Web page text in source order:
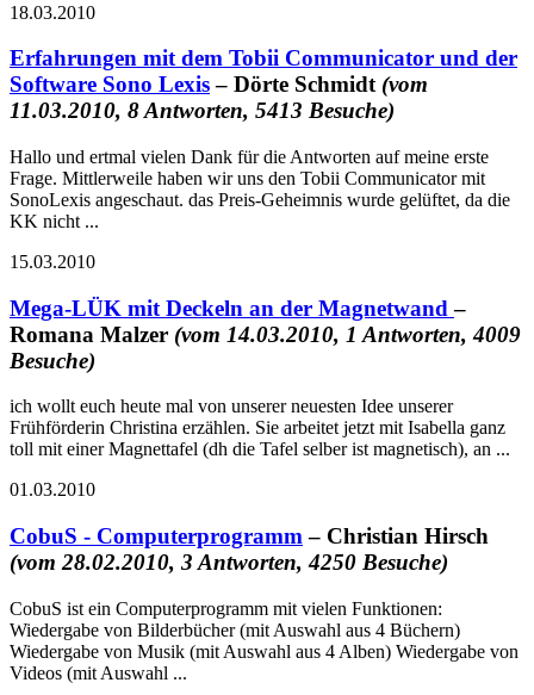
18.03.2010
Erfahrungen mit dem Tobii Communicator und der
Software Sono Lexis– Dörte Schmidt (vom
11.03.2010, 8 Antworten, 5413 Besuche)
Hallo und ertmal vielen Dank für die Antworten auf meine erste
Frage. Mittlerweile haben wir uns den Tobii Communicator mit
SonoLexis angeschaut. das Preis-Geheimnis wurde gelüftet, da die
KK nicht ...
15.03.2010
Mega-LÜK mit Deckeln an der Magnetwand–
Romana Malzer (vom 14.03.2010, 1 Antworten, 4009
Besuche)
ich wollt euch heute mal von unserer neuesten Idee unserer
Frühförderin Christina erzählen. Sie arbeitet jetzt mit Isabella ganz
toll mit einer Magnettafel (dh die Tafel selber ist magnetisch), an ...
01.03.2010
CobuS - Computerprogramm – Christian Hirsch
(vom 28.02.2010, 3 Antworten, 4250 Besuche)
CobuS ist ein Computerprogramm mit vielen Funktionen:
Wiedergabe von Bilderbücher (mit Auswahl aus 4 Büchern)
Wiedergabe von Musik (mit Auswahl aus 4 Alben) Wiedergabe von
Videos (mit Auswahl ...